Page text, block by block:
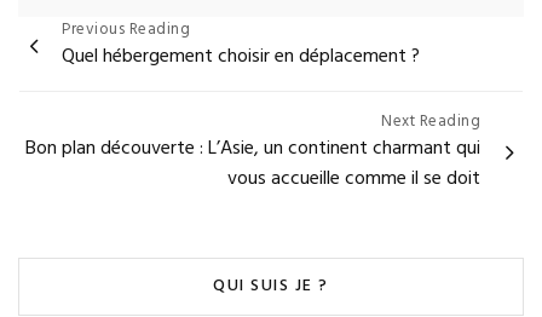
Navigation
de
Previous Reading
Quel hébergement choisir en déplacement ?
Next Reading
Bon plan découverte : L’Asie, un continent charmant qui
vous accueille comme il se doit
QUI SUIS JE ?